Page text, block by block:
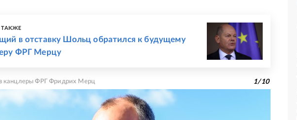
ТАКЖЕ
в отставку Шольц обратился к будущему
ФРГ Мерцу
канцлеры ФРГ Фридрих Мерц 1/10